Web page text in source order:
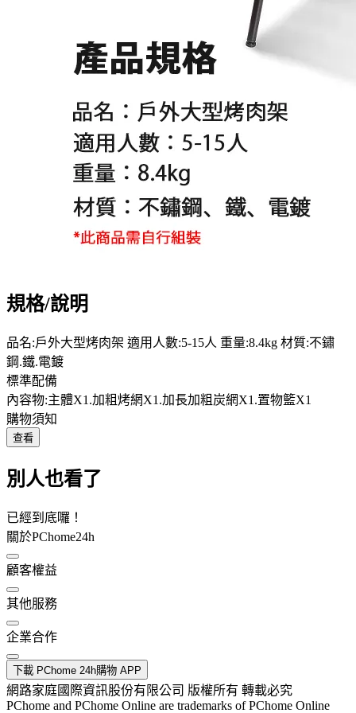
規格/說明
品名:戶外大型烤肉架 適用人數:5-15人 重量:8.4kg 材質:不鏽
鋼.鐵.電鍍
標準配備
內容物:主體X1.加粗烤網X1.加長加粗炭網X1.置物籃X1
購物須知
查看
別人也看了
已經到底囉！
關於PChome24h
顧客權益
其他服務
企業合作
下載 PChome 24h購物 APP
網路家庭國際資訊股份有限公司 版權所有 轉載必究
PChome and PChome Online are trademarks of PChome Online